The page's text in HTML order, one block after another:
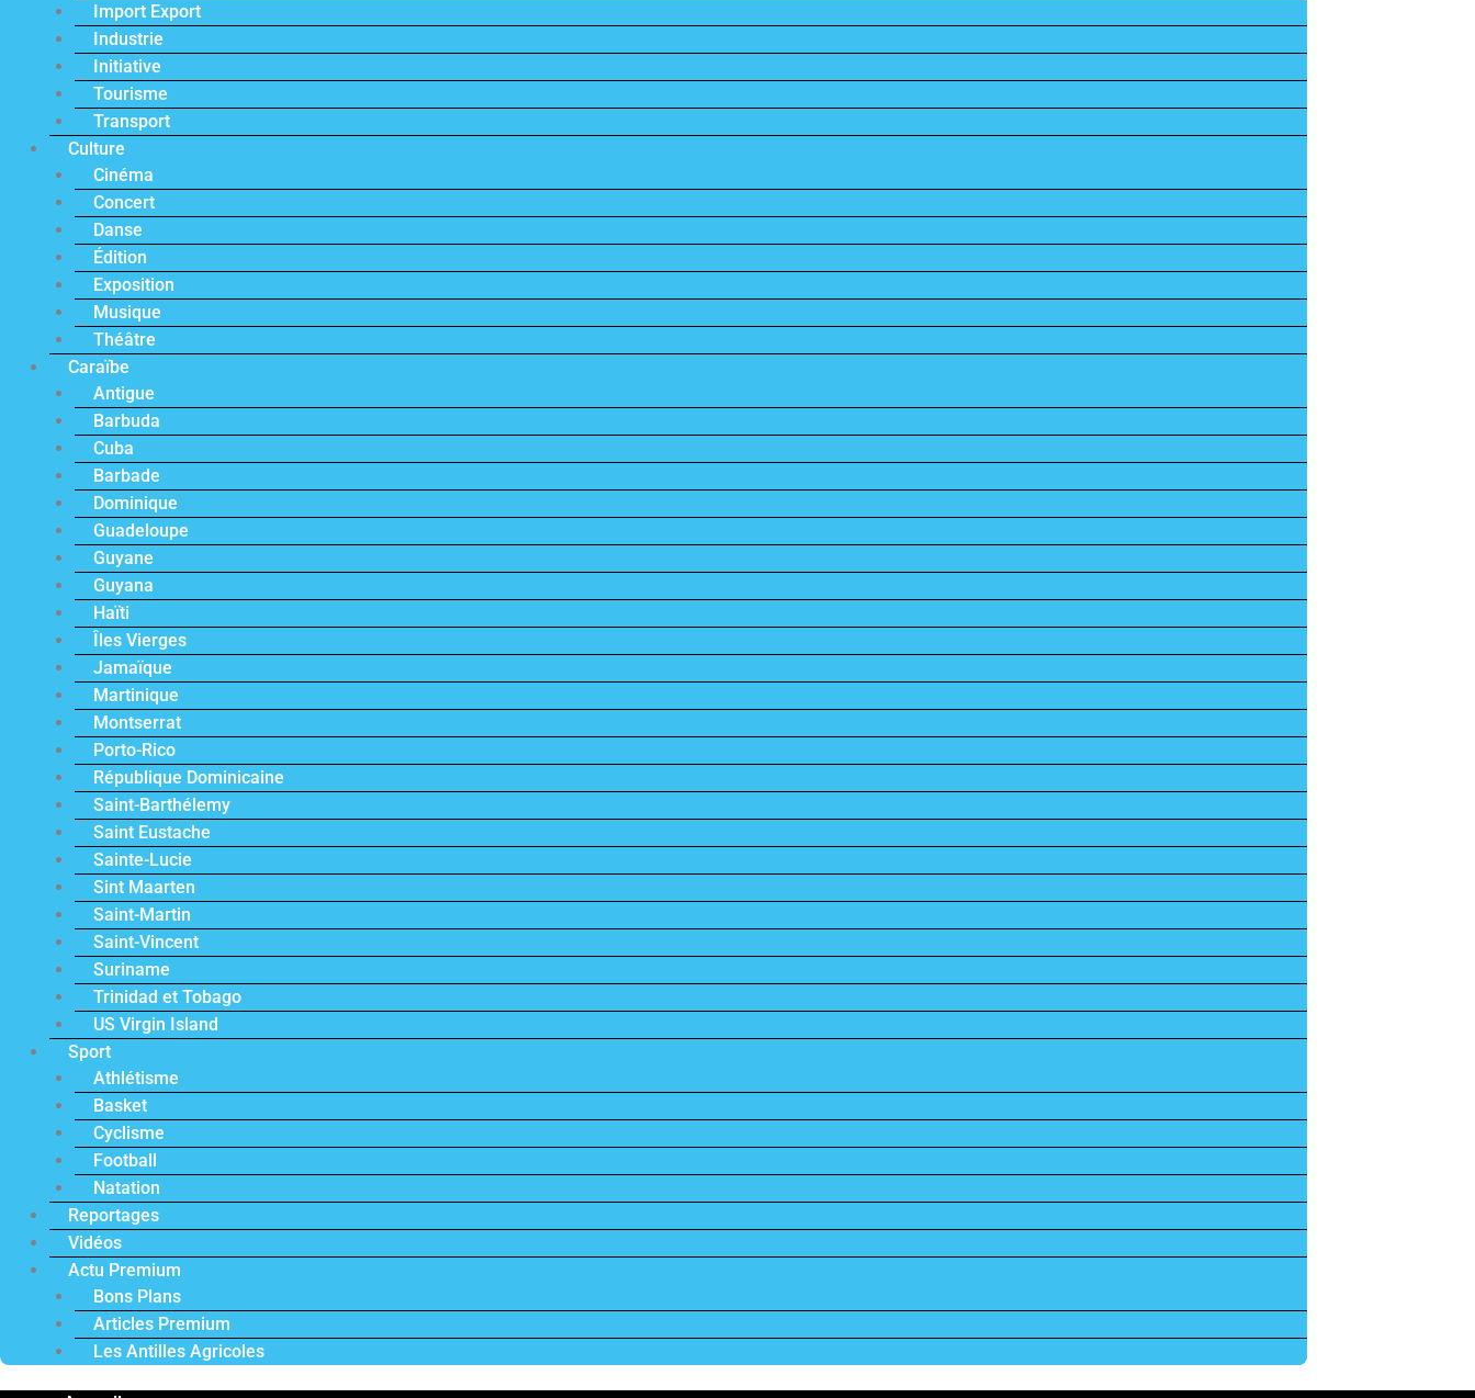
Import Export
Industrie
Initiative
Tourisme
Transport
Culture
Cinéma
Concert
Danse
Édition
Exposition
Musique
Théâtre
Caraïbe
Antigue
Barbuda
Cuba
Barbade
Dominique
Guadeloupe
Guyane
Guyana
Haïti
Îles Vierges
Jamaïque
Martinique
Montserrat
Porto-Rico
République Dominicaine
Saint-Barthélemy
Saint Eustache
Sainte-Lucie
Sint Maarten
Saint-Martin
Saint-Vincent
Suriname
Trinidad et Tobago
US Virgin Island
Sport
Athlétisme
Basket
Cyclisme
Football
Natation
Reportages
Vidéos
Actu Premium
Bons Plans
Articles Premium
Les Antilles Agricoles